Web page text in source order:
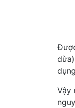
Vậy